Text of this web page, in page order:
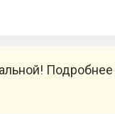
Подробнее